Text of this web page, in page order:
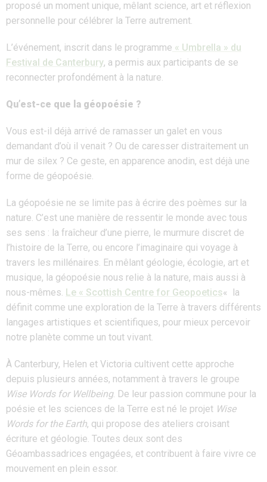
proposé un moment unique, mêlant science, art et réflexion
personnelle pour célébrer la Terre autrement.
L’événement, inscrit dans le programme « Umbrella » du
Festival de Canterbury, a permis aux participants de se
reconnecter profondément à la nature.
Qu’est-ce que la géopoésie ?
Vous est-il déjà arrivé de ramasser un galet en vous
demandant d’où il venait ? Ou de caresser distraitement un
mur de silex ? Ce geste, en apparence anodin, est déjà une
forme de géopoésie.
La géopoésie ne se limite pas à écrire des poèmes sur la
nature. C’est une manière de ressentir le monde avec tous
ses sens : la fraîcheur d’une pierre, le murmure discret de
l’histoire de la Terre, ou encore l’imaginaire qui voyage à
travers les millénaires. En mêlant géologie, écologie, art et
musique, la géopoésie nous relie à la nature, mais aussi à
nous-mêmes. Le « Scottish Centre for Geopoetics«
la
définit comme une exploration de la Terre à travers différents
langages artistiques et scientifiques, pour mieux percevoir
notre planète comme un tout vivant.
À Canterbury, Helen et Victoria cultivent cette approche
depuis plusieurs années, notamment à travers le groupe
Wise Words for Wellbeing. De leur passion commune pour la
poésie et les sciences de la Terre est né le projet Wise
Words for the Earth, qui propose des ateliers croisant
écriture et géologie. Toutes deux sont des
Géoambassadrices engagées, et contribuent à faire vivre ce
mouvement en plein essor.